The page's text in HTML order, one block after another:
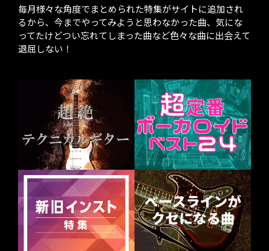
毎月様々な角度でまとめられた特集がサイトに追加され
るから、今までやってみようと思わなかった曲、気にな
ってたけどつい忘れてしまった曲など色々な曲に出会えて
退屈しない！